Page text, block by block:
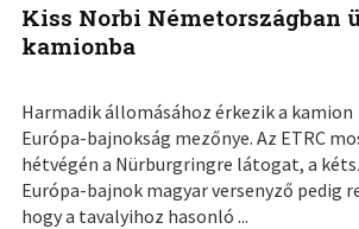
Kiss Norbi Németországban
kamionba
Harmadik állomásához érkezik a kamion
Európa-bajnokság mezőnye. Az ETRC
hétvégén a Nürburgringre látogat, a
Európa-bajnok magyar versenyző pedig
hogy a tavalyihoz hasonló ...